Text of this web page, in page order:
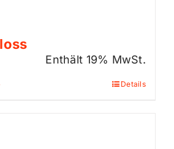
Enthält 19% MwSt.
Details